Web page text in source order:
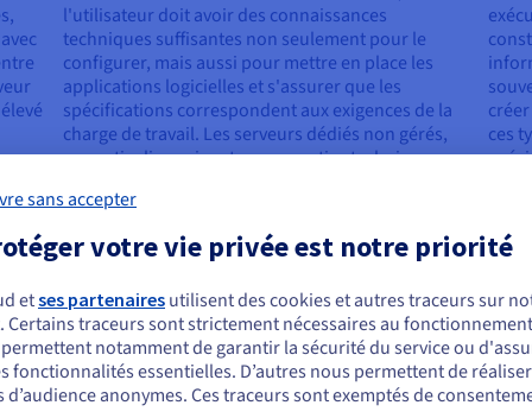
l'utilisateur doit avoir des connaissances
techniques suffisantes non seulement pour le
configurer, mais aussi pour mettre en place les
applications logicielles et s'assurer que les
spécifications correspondent aux exigences de la
charge de travail. Les serveurs dédiés non gérés,
en particulier, exigent une expertise technique
compris l'application de correctifs de sécurité, la
gestion des systèmes d'exploitation et la gestion
des configurations du serveur.
ces
en
maximum
semblez être localisé en États-Unis.
commander, rendez-vous sur le site de votre pays (États-Unis) et créez un
sans accepter
votre vie privée est notre priorité
etses partenaires utilisent des cookies et autres traceurs sur
Certains traceurs sont strictement nécessaires au
notamment de garantir la sécurité du service ou
fonctionnalités essentielles. D’autres nous permettent de
d’audience anonymes. Ces traceurs sont exemptés de